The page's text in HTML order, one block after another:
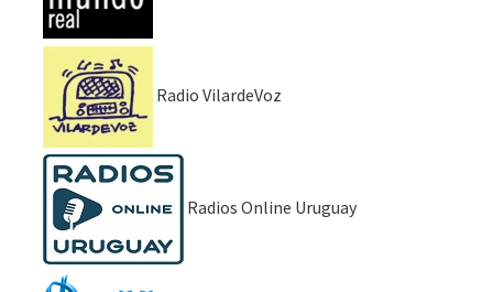
Radio VilardeVoz
Radios Online Uruguay